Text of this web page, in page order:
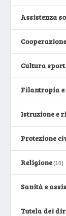
Assistenza
Cultura
Filantropia
Istruzione e
Protezione
Religione(10)
Sanità e
Tutela dei